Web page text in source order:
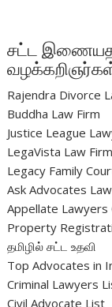
சட்ட
Rajendra Divorce
Buddha Law Firm
Justice League
LegaVista Law Firm
Legacy Family
Ask Advocates
Appellate Lawyers
Property
தமிழில் சட்ட உதவி
Top Advocates in
Criminal Lawyers
Civil Advocate List